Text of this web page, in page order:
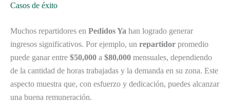
Casos de éxito
Muchos repartidores en Pedidos Ya han logrado generar
ingresos significativos. Por ejemplo, un repartidor promedio
puede ganar entre $50,000 a $80,000 mensuales, dependiendo
de la cantidad de horas trabajadas y la demanda en su zona. Este
aspecto muestra que, con esfuerzo y dedicación, puedes alcanzar
una buena remuneración.